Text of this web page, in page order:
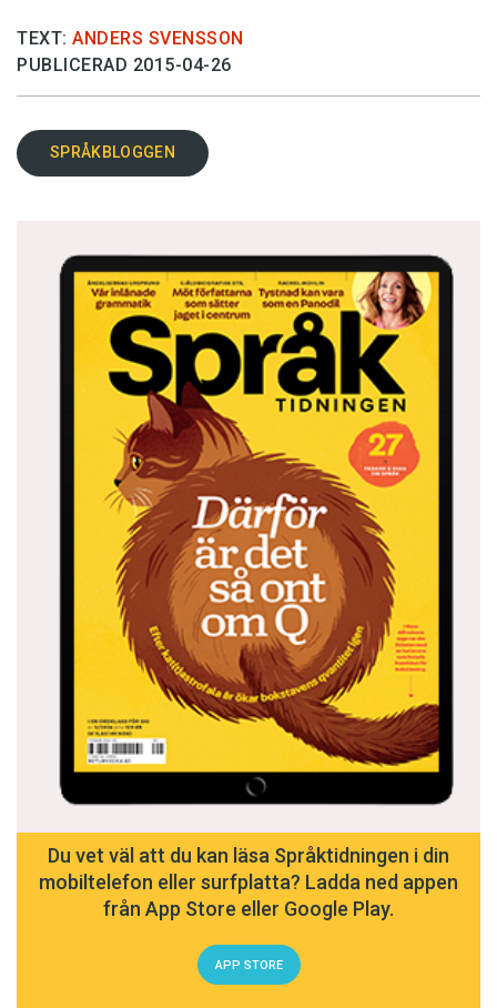
TEXT: ANDERS SVENSSON
PUBLICERAD 2015-04-26
SPRÅKBLOGGEN
Du vet väl att du kan läsa Språktidningen i din
mobiltelefon eller surfplatta? Ladda ned appen
från App Store eller Google Play.
APP STORE